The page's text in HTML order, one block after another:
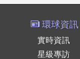
環球資訊
實時資訊
星級專訪